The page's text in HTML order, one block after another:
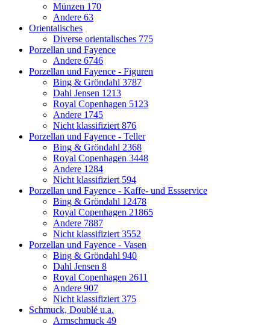
Münzen 170
Andere 63
Orientalisches
Diverse orientalisches 775
Porzellan und Fayence
Andere 6746
Porzellan und Fayence - Figuren
Bing & Gröndahl 3787
Dahl Jensen 1213
Royal Copenhagen 5123
Andere 1745
Nicht klassifiziert 876
Porzellan und Fayence - Teller
Bing & Gröndahl 2368
Royal Copenhagen 3448
Andere 1284
Nicht klassifiziert 594
Porzellan und Fayence - Kaffe- und Essservice
Bing & Gröndahl 12478
Royal Copenhagen 21865
Andere 7887
Nicht klassifiziert 3552
Porzellan und Fayence - Vasen
Bing & Gröndahl 940
Dahl Jensen 8
Royal Copenhagen 2611
Andere 907
Nicht klassifiziert 375
Schmuck, Doublé u.a.
Armschmuck 49